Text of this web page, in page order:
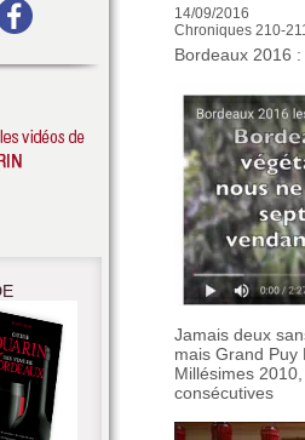
14/09/2016
Chroniques 210-
Bordeaux 2016
Jamais deux
mais Grand Puy
Millésimes
consécutives